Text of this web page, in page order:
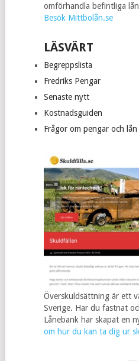
omförhandla befintliga
Besök Mittbolån.se
LÄSVÄRT
Begreppslista
Fredriks Pengar
Senaste nytt
Kostnadsguiden
Frågor om pengar och lån
Överskuldsättning är ett
Sverige. Har du fastnat
Lånebank har skapat en
om hur du kan ta dig ur